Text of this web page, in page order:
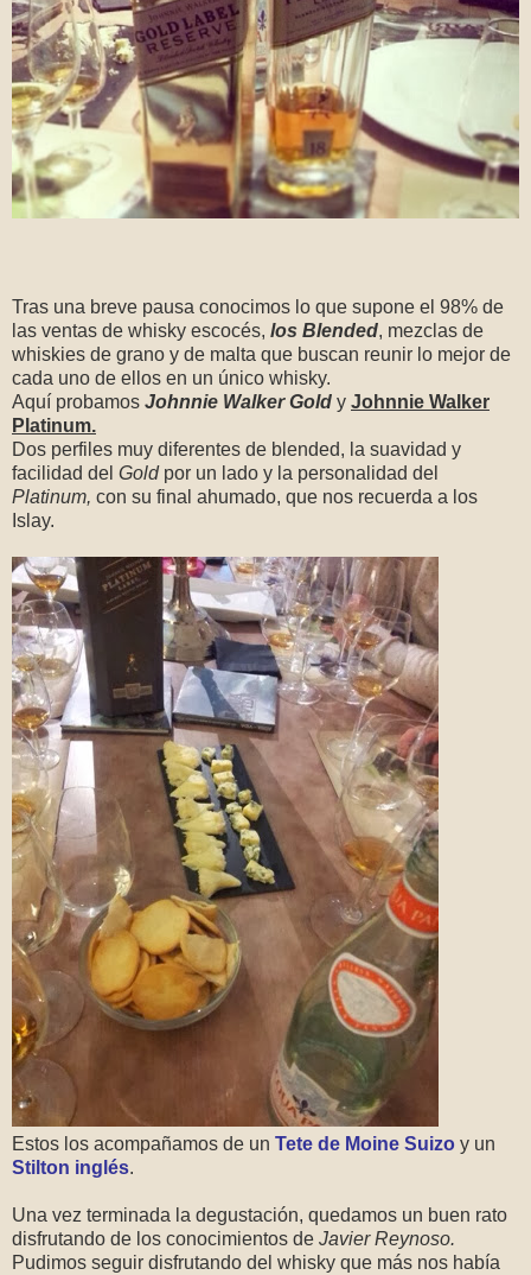
Tras una breve pausa conocimos lo que supone el 98% de
las ventas de whisky escocés, los Blended, mezclas de
whiskies de grano y de malta que buscan reunir lo mejor de
cada uno de ellos en un único whisky.
Aquí probamos Johnnie Walker Gold y Johnnie Walker
Platinum.
Dos perfiles muy diferentes de blended, la suavidad y
facilidad del Gold por un lado y la personalidad del
Platinum, con su final ahumado, que nos recuerda a los
Islay.
Estos los acompañamos de un Tete de Moine Suizo y un
Stilton inglés.
Una vez terminada la degustación, quedamos un buen rato
disfrutando de los conocimientos de Javier Reynoso.
Pudimos seguir disfrutando del whisky que más nos había